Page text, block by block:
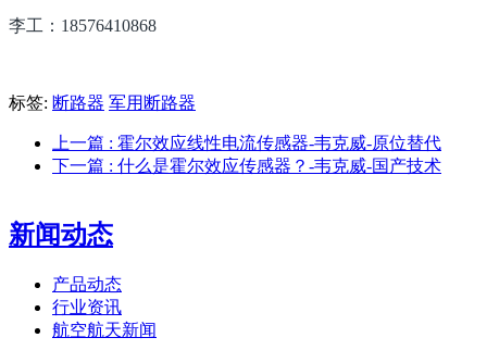
李工：18576410868
标签: 断路器 军用断路器
上一篇 : 霍尔效应线性电流传感器-韦克威-原位替代
下一篇 : 什么是霍尔效应传感器？-韦克威-国产技术
新闻动态
产品动态
行业资讯
航空航天新闻